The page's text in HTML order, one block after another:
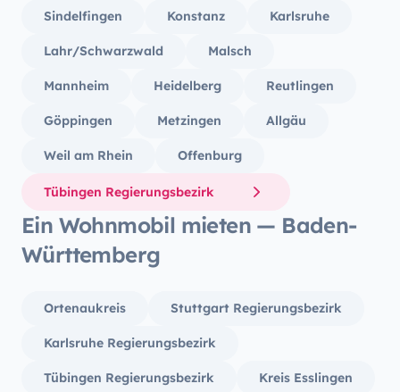
Sindelfingen Konstanz Karlsruhe
Lahr/Schwarzwald Malsch
Mannheim Heidelberg Reutlingen
Göppingen Metzingen Allgäu
Weil am Rhein Offenburg
Tübingen Regierungsbezirk
Ein Wohnmobil mieten — Baden-
Württemberg
Ortenaukreis Stuttgart Regierungsbezirk
Karlsruhe Regierungsbezirk
Tübingen Regierungsbezirk Kreis Esslingen